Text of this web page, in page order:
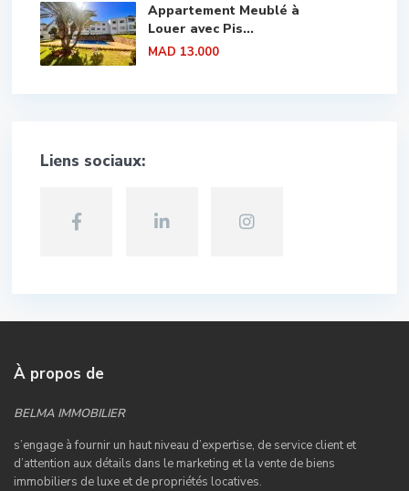
Appartement Meublé à
Louer avec Pis...
MAD 13.000
Liens sociaux:
À propos de
BELMA IMMOBILIER
s’engage à fournir un haut niveau d’expertise, de service client et
d’attention aux détails dans le marketing et la vente de biens
immobiliers de luxe et de propriétés locatives.